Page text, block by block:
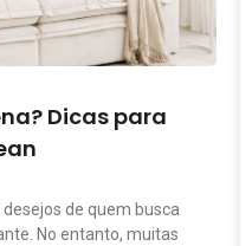
Dicas para
de quem busca
No entanto, muitas